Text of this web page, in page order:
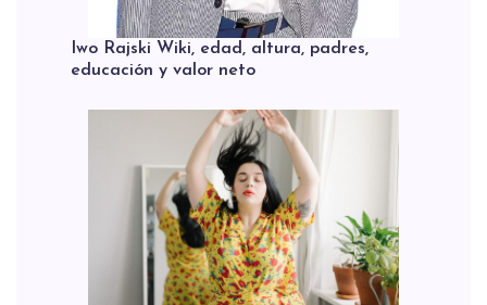
Iwo Rajski Wiki, edad, altura, padres,
educación y valor neto